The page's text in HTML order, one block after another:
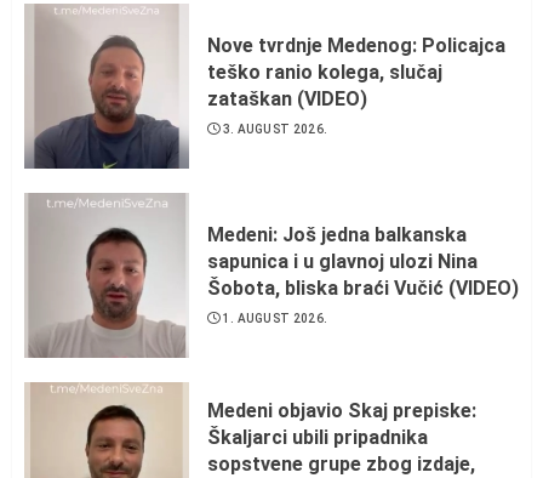
Nove tvrdnje Medenog: Policajca
teško ranio kolega, slučaj
zataškan (VIDEO)
3. AUGUST 2026.
Medeni: Još jedna balkanska
sapunica i u glavnoj ulozi Nina
Šobota, bliska braći Vučić (VIDEO)
1. AUGUST 2026.
Medeni objavio Skaj prepiske:
Škaljarci ubili pripadnika
sopstvene grupe zbog izdaje,